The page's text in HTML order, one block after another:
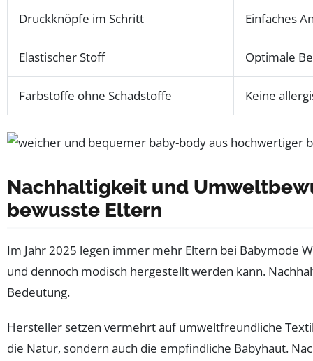
Druckknöpfe im Schritt Einfaches
Elastischer Stoff Optimale
Farbstoffe ohne Schadstoffe Keine
Nachhaltigkeit und
bewusste Eltern
Im Jahr 2025 legen immer mehr Eltern bei Babymode
und dennoch modisch hergestellt werden kann.
Bedeutung.
Hersteller setzen vermehrt auf umweltfreundliche
die Natur, sondern auch die empfindliche Babyhaut.